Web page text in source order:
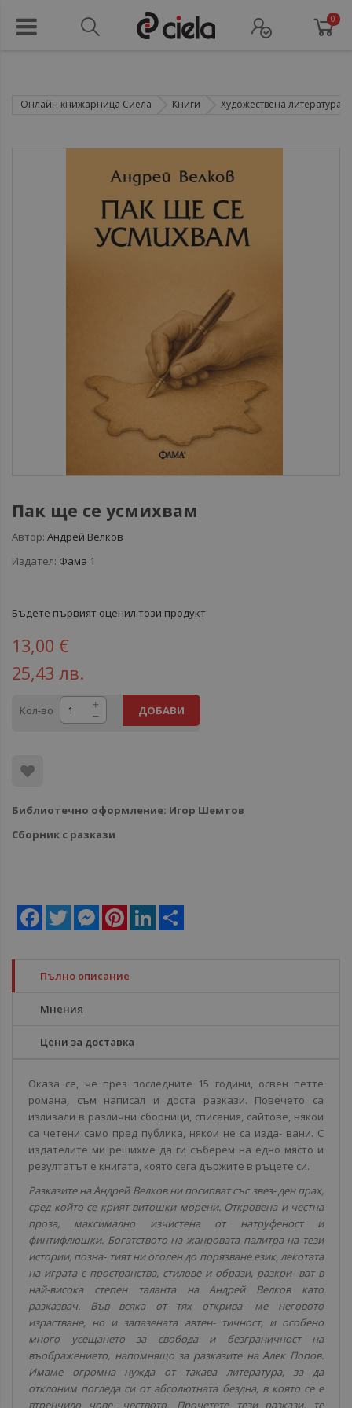
0
Онлайн книжарница Сиела Книги Художествена литература
Пак ще се усмихвам
Автор: Андрей Велков
Издател: Фама 1
Бъдете първият оценил този продукт
13,00 €
25,43 лв.
Кол-во ДОБАВИ
Библиотечно оформление: Игор Шемтов
Сборник с разкази
Facebook
Twitter MessengerPinterestLinkedIn
Пълно описание
Мнения
Цени за доставка
Оказа се, че през последните 15 години, освен петте
романа, съм написал и доста разкази. Повечето са
излизали в различни сборници, списания, сайтове, някои
са четени само пред публика, някои не са изда- вани. С
издателите ми решихме да ги съберем на едно място и
резултатът е книгата, която сега държите в ръцете си.
Разказите на Андрей Велков ни посипват със звез- ден прах,
сред който се крият витошки морени. Откровена и честна
проза, максимално изчистена от натруфеност и
финтифлюшки. Богатството на жанровата палитра на тези
истории, позна- тият ни оголен до порязване език, лекотата
на играта с пространства, стилове и образи, разкри- ват в
най-висока степен таланта на Андрей Велков като
разказвач. Във всяка от тях открива- ме неговото
израстване, но и запазената автен- тичност, и особено
много усещането за свобода и безграничност на
въображението, напомнящо за разказите на Алек Попов.
Имаме огромна нужда от такава литература, за да
отклоним погледа си от абсолютната бездна, в която се е
втренчило чове- чеството. Прочетете тези разкази, те